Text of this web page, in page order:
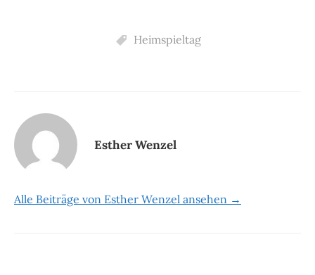
Heimspieltag
Esther Wenzel
Alle Beiträge von Esther Wenzel ansehen →